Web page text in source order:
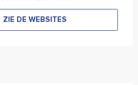
ZIE DE WEBSITES